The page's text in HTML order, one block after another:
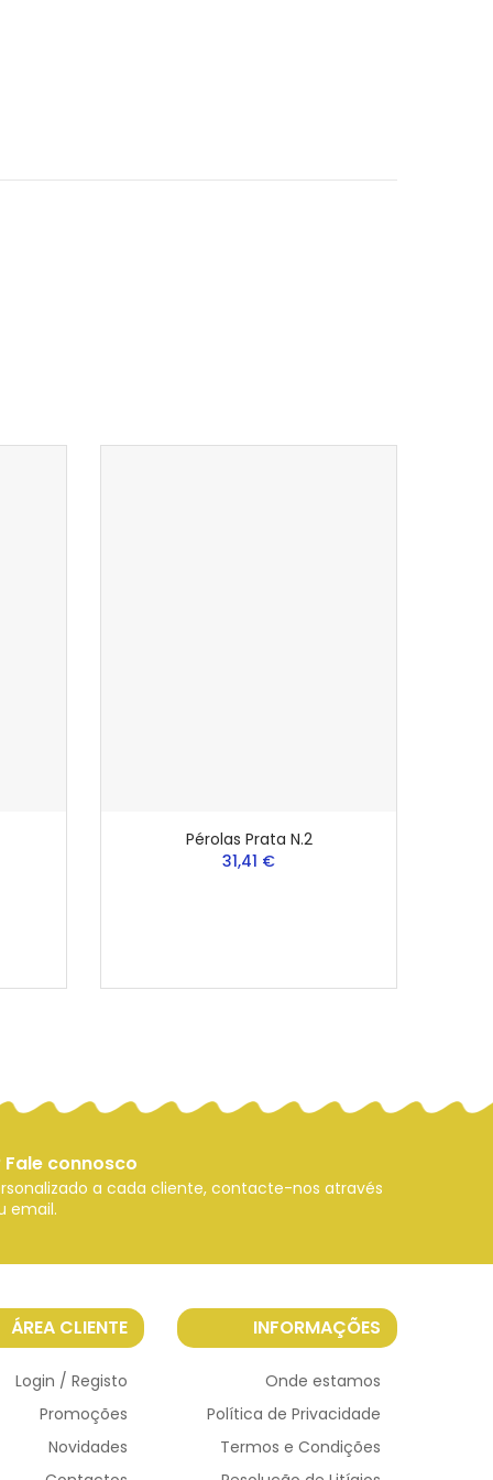
Pérolas Prata N.2
31,41 €
connosco
a cada cliente, contacte-nos através
email.
ÁREA CLIENTE
Login / Registo
Promoções
Novidades
INFORMAÇÕES
Onde estamos
Política de Privacidade
Termos e Condições